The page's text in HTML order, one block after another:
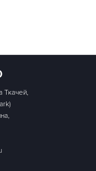
Ткачей,